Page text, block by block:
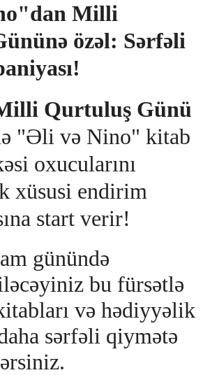
Milli
özəl: Sərfəli
Qurtuluş Günü
"Əli və Nino" kitab
oxucularını
xüsusi endirim
start verir!
günündə
bu fürsətlə
və hədiyyəlik
sərfəli qiymətə